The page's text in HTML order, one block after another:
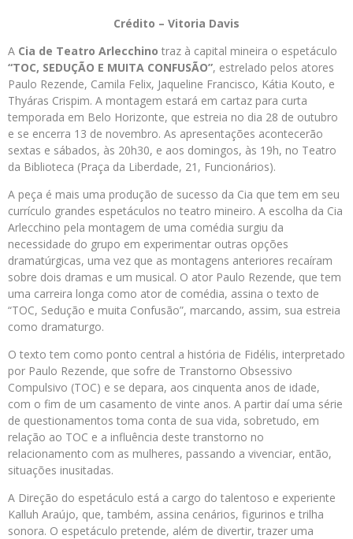
Crédito – Vitoria Davis
A Cia de Teatro Arlecchino traz à capital mineira o espetáculo
“TOC, SEDUÇÃO E MUITA CONFUSÃO”, estrelado pelos atores
Paulo Rezende, Camila Felix, Jaqueline Francisco, Kátia Kouto, e
Thyáras Crispim. A montagem estará em cartaz para curta
temporada em Belo Horizonte, que estreia no dia 28 de outubro
e se encerra 13 de novembro. As apresentações acontecerão
sextas e sábados, às 20h30, e aos domingos, às 19h, no Teatro
da Biblioteca (Praça da Liberdade, 21, Funcionários).
A peça é mais uma produção de sucesso da Cia que tem em seu
currículo grandes espetáculos no teatro mineiro. A escolha da Cia
Arlecchino pela montagem de uma comédia surgiu da
necessidade do grupo em experimentar outras opções
dramatúrgicas, uma vez que as montagens anteriores recaíram
sobre dois dramas e um musical. O ator Paulo Rezende, que tem
uma carreira longa como ator de comédia, assina o texto de
“TOC, Sedução e muita Confusão”, marcando, assim, sua estreia
como dramaturgo.
O texto tem como ponto central a história de Fidélis, interpretado
por Paulo Rezende, que sofre de Transtorno Obsessivo
Compulsivo (TOC) e se depara, aos cinquenta anos de idade,
com o fim de um casamento de vinte anos. A partir daí uma série
de questionamentos toma conta de sua vida, sobretudo, em
relação ao TOC e a influência deste transtorno no
relacionamento com as mulheres, passando a vivenciar, então,
situações inusitadas.
A Direção do espetáculo está a cargo do talentoso e experiente
Kalluh Araújo, que, também, assina cenários, figurinos e trilha
sonora. O espetáculo pretende, além de divertir, trazer uma